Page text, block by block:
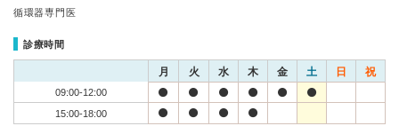
循環器専門医
診療時間
月 火 水 木 金 土 日 祝
09:00-12:00
15:00-18:00